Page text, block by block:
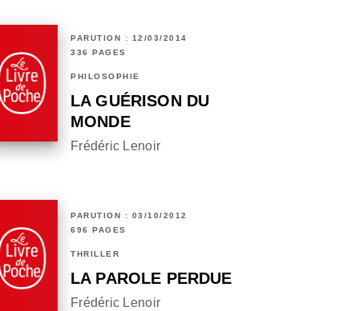
PARUTION : 12/03/2014
336 PAGES
PHILOSOPHIE
LA GUÉRISON DU
MONDE
Frédéric Lenoir
PARUTION : 03/10/2012
696 PAGES
THRILLER
LA PAROLE PERDUE
Frédéric Lenoir